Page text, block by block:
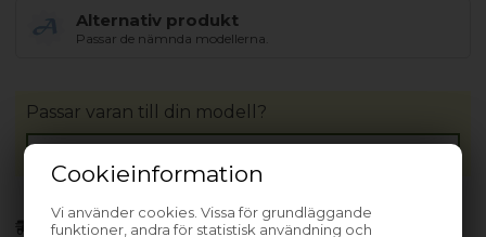
Cookieinformation
Vi använder cookies. Vissa för grundläggande
funktioner, andra för statistisk användning och
Alternativ produkt
Passar de nämnda modellerna.
Bara 1 kvar! (Lev. 1-3 arbetsdagar)
Passar varan till din modell?